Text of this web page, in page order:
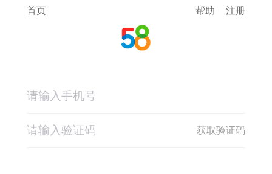
首页 帮助 注册
获取验证码